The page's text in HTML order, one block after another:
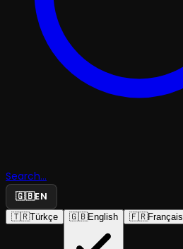
Search...
🇬🇧EN
🇹🇷Türkçe 🇬🇧English 🇫🇷Français